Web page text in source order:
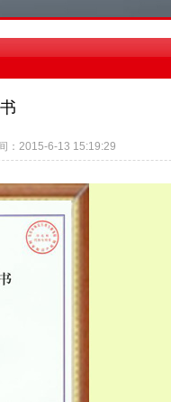
：2015-6-13 15:19:29